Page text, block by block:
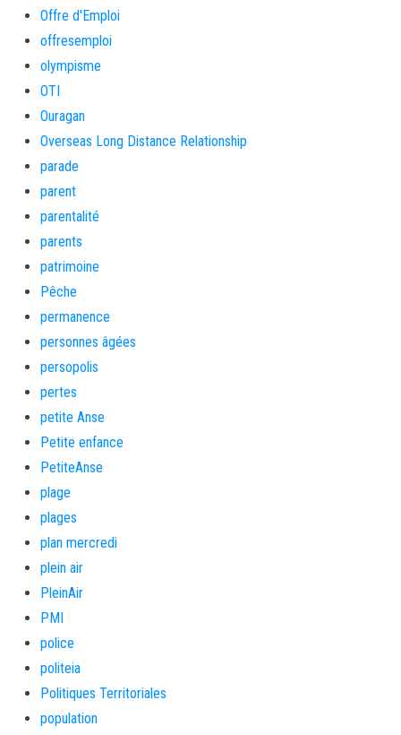
Offre d'Emploi
offresemploi
olympisme
OTI
Ouragan
Overseas Long Distance Relationship
parade
parent
parentalité
parents
patrimoine
Pêche
permanence
personnes âgées
persopolis
pertes
petite Anse
Petite enfance
PetiteAnse
plage
plages
plan mercredi
plein air
PleinAir
PMI
police
politeia
Politiques Territoriales
population